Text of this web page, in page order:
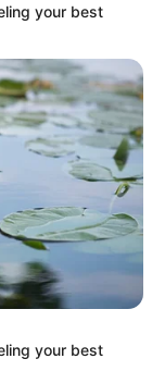
your best
your best